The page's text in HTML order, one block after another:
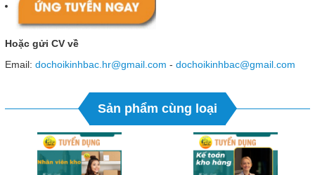
Hoặc gửi CV về
Email: dochoikinhbac.hr@gmail.com - dochoikinhbac@gmail.com
Sản phẩm cùng loại